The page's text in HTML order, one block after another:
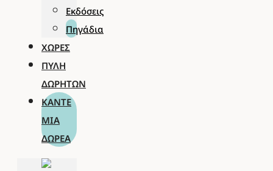
Εκδόσεις
Πηγάδια
ΧΏΡΕΣ
ΠΎΛΗ
ΔΩΡΗΤΏΝ
ΚΆΝΤΕ
ΜΊΑ
ΔΩΡΕΆ